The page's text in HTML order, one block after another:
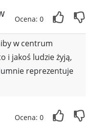
Ocena: 0
w centrum
i jakoś ludzie żyją,
reprezentuje
Ocena: 0